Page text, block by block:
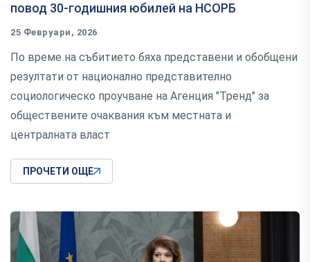
повод 30-годишния юбилей на НСОРБ
25 Февруари, 2026
По време на събитието бяха представени и обобщени
резултати от национално представително
социологическо проучване на Агенция "Тренд" за
обществените очаквания към местната и
централната власт
ПРОЧЕТИ ОЩЕ